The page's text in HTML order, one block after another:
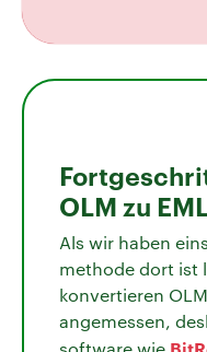
OLM zu
Als wir haben
methode dort ist
konvertieren
angemessen,